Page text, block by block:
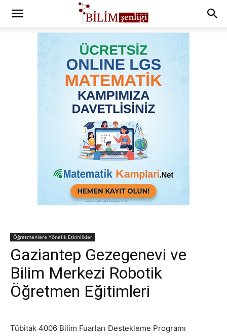
Öğretmenlere Yönelik Etkinlikler
Gaziantep Gezegenevi ve
Bilim Merkezi Robotik
Öğretmen Eğitimleri
Tübitak 4006 Bilim Fuarları Destekleme Programı